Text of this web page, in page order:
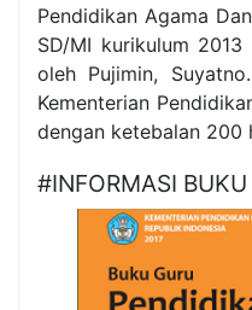
Pendidikan Agama
SD/MI kurikulum
oleh Pujimin,
Kementerian
dengan ketebalan 200
#INFORMASI BUKU